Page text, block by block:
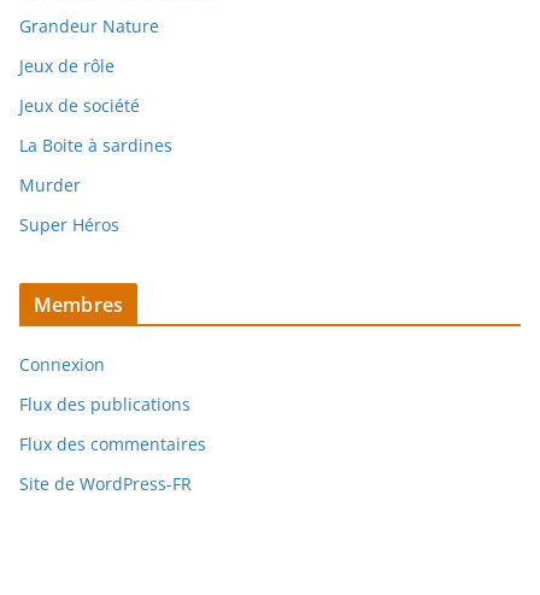
Grandeur Nature
Jeux de rôle
Jeux de société
La Boite à sardines
Murder
Super Héros
Membres
Connexion
Flux des publications
Flux des commentaires
Site de WordPress-FR